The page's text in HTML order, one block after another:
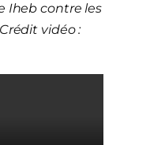
Iheb contre les
vidéo :